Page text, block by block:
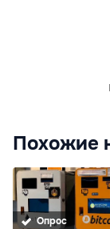
Похожие
Опрос